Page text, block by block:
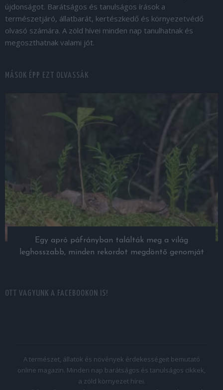
újdonságot. Barátságos és tanulságos írások a
természetjáró, állatbarát, kertészkedő és környezetvédő
olvasó számára. A zöld hívei minden nap tanulhatnak és
megoszthatnak valami jót.
MÁSOK ÉPP EZT OLVASSÁK
Egy apró páfrányban találták meg a világ
leghosszabb, minden rekordot megdöntő genomját
OTT VAGYUNK A FACEBOOKON IS!
A természet, állatok és növények érdekességeit bemutató
online magazin. Minden nap barátságos és tanulságos cikkek,
a zöld környezet hírei.